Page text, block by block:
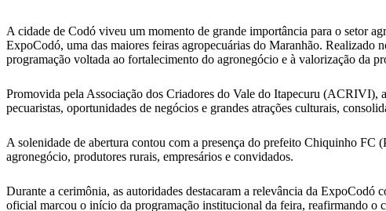
A cidade de Codó viveu um momento de grande importância para o setor
ExpoCodó, uma das maiores feiras agropecuárias do Maranhão. Realizado
programação voltada ao fortalecimento do agronegócio e à valorização da
Promovida pela Associação dos Criadores do Vale do Itapecuru (ACRIVI),
pecuaristas, oportunidades de negócios e grandes atrações culturais,
A solenidade de abertura contou com a presença do prefeito Chiquinho
agronegócio, produtores rurais, empresários e convidados.
Durante a cerimônia, as autoridades destacaram a relevância da
oficial marcou o início da programação institucional da feira, reafirmando o